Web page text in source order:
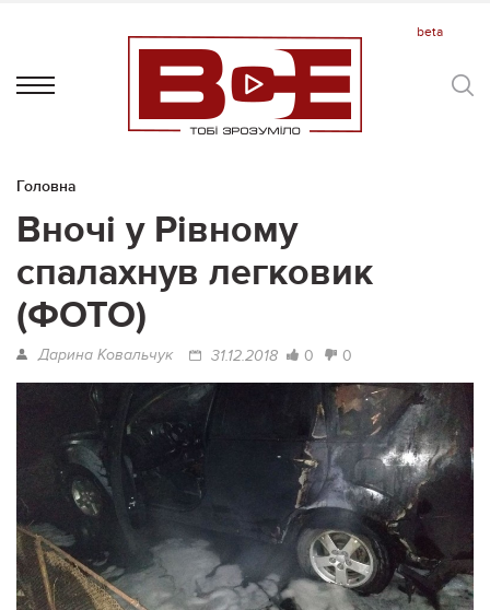
Головна
Вночі у Рівному
спалахнув легковик
(ФОТО)
Дарина Ковальчук 31.12.2018 0 0